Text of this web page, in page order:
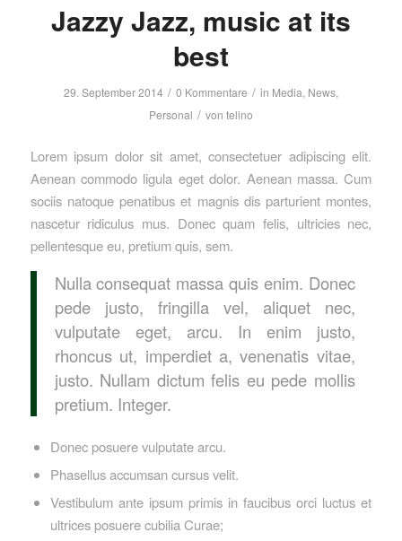
Jazzy Jazz, music at its
best
29. September 2014 / 0 Kommentare / in Media, News,
Personal / von telino
Lorem ipsum dolor sit amet, consectetuer adipiscing elit.
Aenean commodo ligula eget dolor. Aenean massa. Cum
sociis natoque penatibus et magnis dis parturient montes,
nascetur ridiculus mus. Donec quam felis, ultricies nec,
pellentesque eu, pretium quis, sem.
Nulla consequat massa quis enim. Donec
pede justo, fringilla vel, aliquet nec,
vulputate eget, arcu. In enim justo,
rhoncus ut, imperdiet a, venenatis vitae,
justo. Nullam dictum felis eu pede mollis
pretium. Integer.
Donec posuere vulputate arcu.
Phasellus accumsan cursus velit.
Vestibulum ante ipsum primis in faucibus orci luctus et
ultrices posuere cubilia Curae;